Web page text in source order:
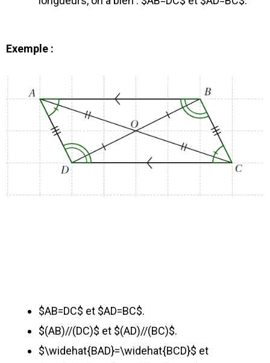
Exemple :
$AB=DC$ et $AD=BC$.
$(AB)//(DC)$ et $(AD)//(BC)$.
$\widehat{BAD}=\widehat{BCD}$ et